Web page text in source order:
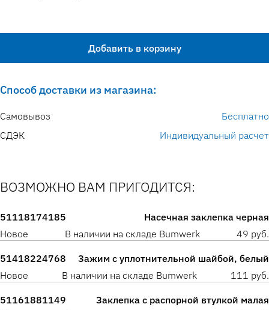
Добавить в корзину
Способ доставки из магазина:
Самовывоз
Бесплатно
СДЭК
Индивидуальный расчет
ВОЗМОЖНО ВАМ ПРИГОДИТСЯ:
51118174185
Насечная заклепка черная
Новое
В наличии на складе Bumwerk 49 руб.
51418224768
Зажим с уплотнительной шайбой, белый
Новое
В наличии на складе Bumwerk 111 руб.
51161881149
Заклепка с распорной втулкой малая